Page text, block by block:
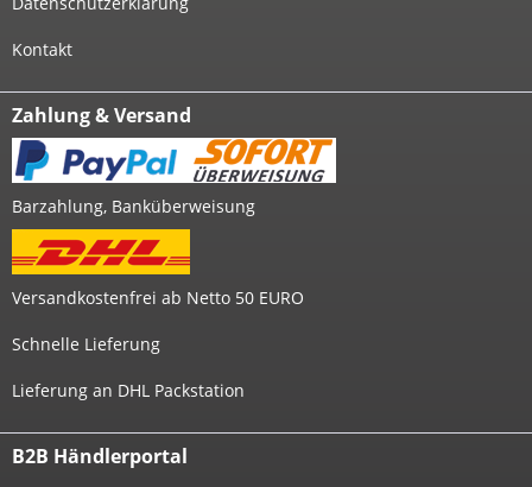
Kontakt
Zahlung & Versand
Barzahlung, Banküberweisung
Versandkostenfrei ab Netto 50 EURO
Schnelle Lieferung
Lieferung an DHL Packstation
B2B Händlerportal